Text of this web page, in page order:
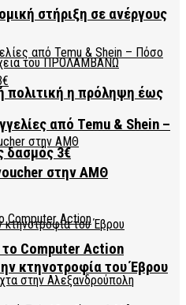
από Temu & Shein –
δασμός 3€
κτηνοτροφία του Έβρου
στήριξη σε ανέργους
πολιτική η πρόληψη έως
στην ΑΜΘ
το Computer Action